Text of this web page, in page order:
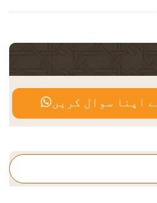
اپنا سوال کریں